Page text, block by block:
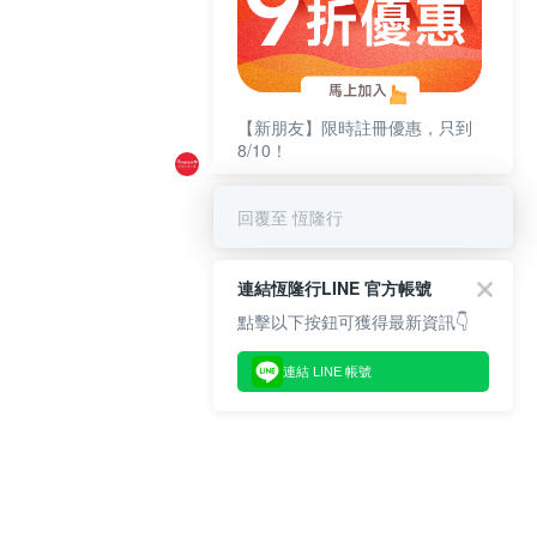
【新朋友】限時註冊優惠，只到
8/10！
回覆至 恆隆行
連結恆隆行LINE 官方帳號
點擊以下按鈕可獲得最新資訊👇
連結 LINE 帳號